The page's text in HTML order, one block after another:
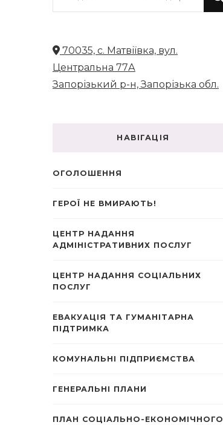
70035, с. Матвіївка, вул.
Центральна 77А
Запорізький р-н, Запорізька обл.
НАВІГАЦІЯ
ОГОЛОШЕННЯ
ГЕРОЇ НЕ ВМИРАЮТЬ!
ЦЕНТР НАДАННЯ
АДМІНІСТРАТИВНИХ ПОСЛУГ
ЦЕНТР НАДАННЯ СОЦІАЛЬНИХ
ПОСЛУГ
ЕВАКУАЦІЯ ТА ГУМАНІТАРНА
ПІДТРИМКА
КОМУНАЛЬНІ ПІДПРИЄМСТВА
ГЕНЕРАЛЬНІ ПЛАНИ
ПЛАН СОЦІАЛЬНО-ЕКОНОМІЧНОГО